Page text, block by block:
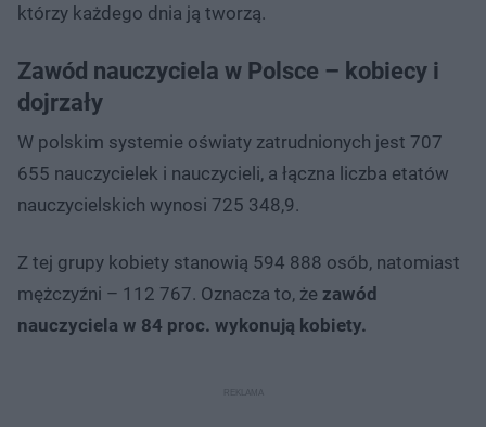
którzy każdego dnia ją tworzą.
Zawód nauczyciela w Polsce – kobiecy i
dojrzały
W polskim systemie oświaty zatrudnionych jest 707
655 nauczycielek i nauczycieli, a łączna liczba etatów
nauczycielskich wynosi 725 348,9.
Z tej grupy kobiety stanowią 594 888 osób, natomiast
mężczyźni – 112 767. Oznacza to, że zawód
nauczyciela w 84 proc. wykonują kobiety.